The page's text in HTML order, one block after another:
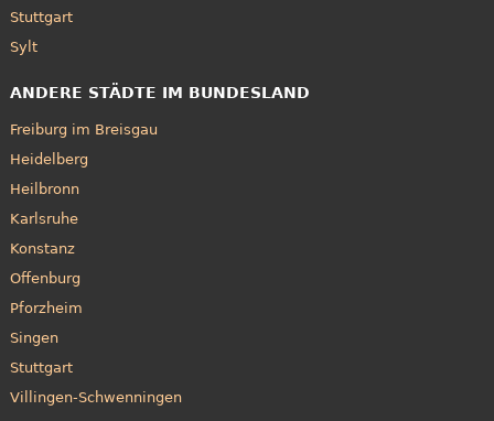
Stuttgart
Sylt
ANDERE STÄDTE IM BUNDESLAND
Freiburg im Breisgau
Heidelberg
Heilbronn
Karlsruhe
Konstanz
Offenburg
Pforzheim
Singen
Stuttgart
Villingen-Schwenningen